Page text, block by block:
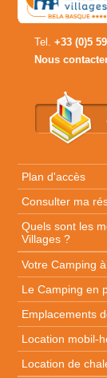
Tel. +33 (0)5
Nous
Plan d'accès
Consulter ma
Quels sont les
Villages ?
Votre Camping
Le Camping en
Emplacements
Location mobil-
Location de